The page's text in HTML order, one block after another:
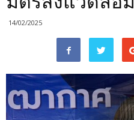
14/02/2025